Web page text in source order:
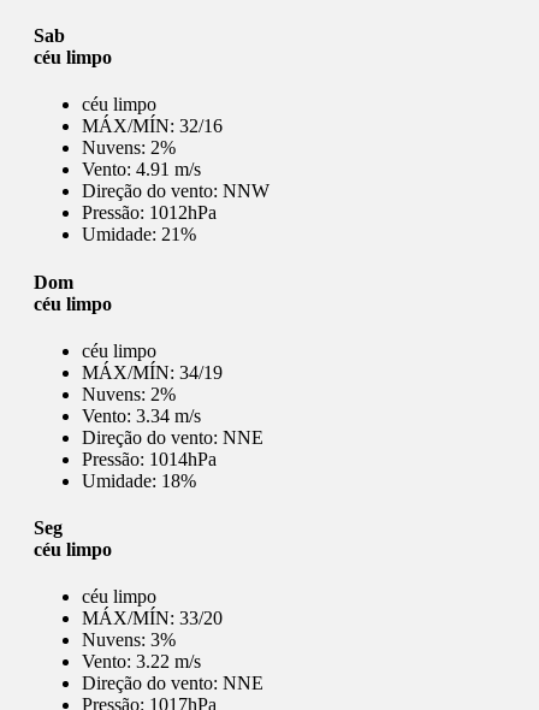
Sab
céu limpo
céu limpo
MÁX/MÍN: 32/16
Nuvens: 2%
Vento: 4.91 m/s
Direção do vento: NNW
Pressão: 1012hPa
Umidade: 21%
Dom
céu limpo
céu limpo
MÁX/MÍN: 34/19
Nuvens: 2%
Vento: 3.34 m/s
Direção do vento: NNE
Pressão: 1014hPa
Umidade: 18%
Seg
céu limpo
céu limpo
MÁX/MÍN: 33/20
Nuvens: 3%
Vento: 3.22 m/s
Direção do vento: NNE
Pressão: 1017hPa